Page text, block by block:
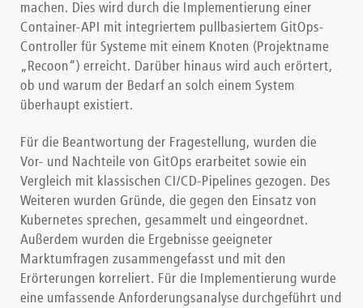
machen. Dies wird durch die Implementierung einer
Container-API mit integriertem pullbasiertem GitOps-
Controller für Systeme mit einem Knoten (Projektname
„Recoon“) erreicht. Darüber hinaus wird auch erörtert,
ob und warum der Bedarf an solch einem System
überhaupt existiert.
Für die Beantwortung der Fragestellung, wurden die
Vor- und Nachteile von GitOps erarbeitet sowie ein
Vergleich mit klassischen CI/CD-Pipelines gezogen. Des
Weiteren wurden Gründe, die gegen den Einsatz von
Kubernetes sprechen, gesammelt und eingeordnet.
Außerdem wurden die Ergebnisse geeigneter
Marktumfragen zusammengefasst und mit den
Erörterungen korreliert. Für die Implementierung wurde
eine umfassende Anforderungsanalyse durchgeführt und